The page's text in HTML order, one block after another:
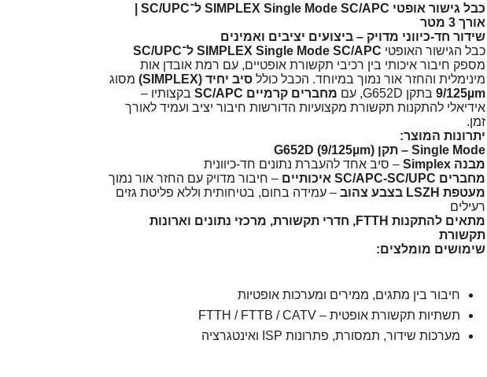
כבל גישור אופטי SIMPLEX Single Mode SC/APC ל־SC/UPC |
אורך 3 מטר
שידור חד-כיווני מדויק – ביצועים יציבים ואמינים
כבל הגישור האופטי SIMPLEX Single Mode SC/APC ל־SC/UPC
מספק חיבור איכותי בין רכיבי תקשורת אופטיים, עם רמת אובדן אות
מינימלית והחזר אור נמוך במיוחד. הכבל כולל סיב יחיד (SIMPLEX)
מסוג
9/125µmבתקן G652D, עם מחברים קרמיים SC/APC
בקצותיו –
אידיאלי להתקנות תקשורת מקצועיות הדורשות חיבור יציב ועמיד לאורך
זמן.
יתרונות המוצר:
Single Mode – תקן G652D (9/125µm)
מבנה Simplex
– סיב אחד להעברת נתונים חד-כיוונית
מחברים SC/APC-SC/UPC איכותיים
– חיבור מדויק עם החזר אור נמוך
מעטפת LSZH בצבע צהוב
– עמידה בחום, בטיחותית וללא פליטת גזים
רעילים
מתאים להתקנות FTTH, חדרי תקשורת, מרכזי נתונים וארונות
תקשורת
שימושים מומלצים:
חיבור בין מתגים, ממירים ומערכות אופטיות
תשתיות תקשורת אופטית – FTTH / FTTB / CATV
מערכות שידור, תמסורת, פתרונות ISP ואינטגרציה